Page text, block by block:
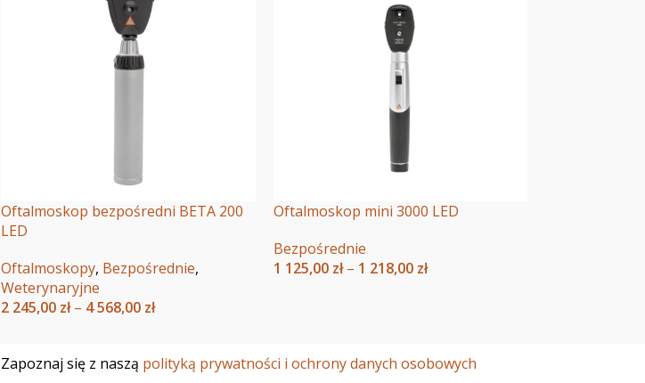
Oftalmoskop bezpośredni BETA 200
LED
Oftalmoskopy, Bezpośrednie,
Weterynaryjne
2 245,00 zł – 4 568,00 zł
Oftalmoskop mini 3000 LED
Bezpośrednie
1 125,00 zł – 1 218,00 zł
Zapoznaj się z naszą polityką prywatności i ochrony danych osobowych